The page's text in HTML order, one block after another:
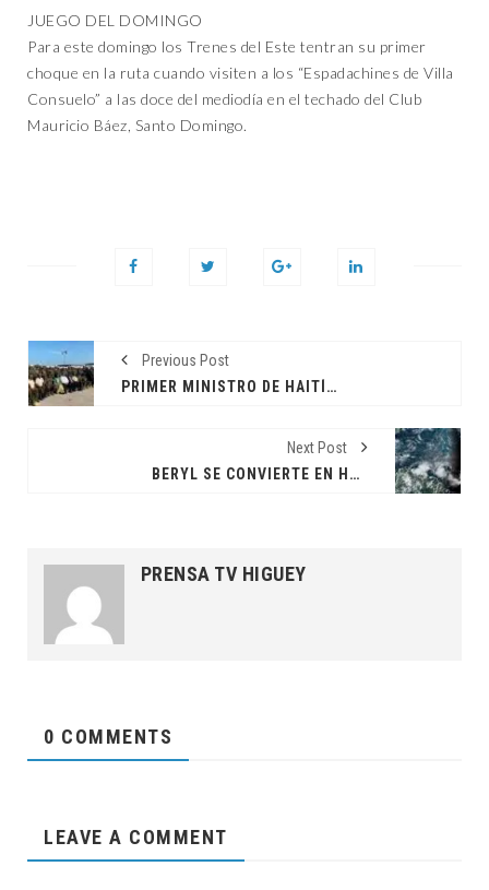
JUEGO DEL DOMINGO
Para este domingo los Trenes del Este tentran su primer
choque en la ruta cuando visiten a los “Espadachines de Villa
Consuelo” a las doce del mediodía en el techado del Club
Mauricio Báez, Santo Domingo.
Previous Post
PRIMER MINISTRO DE HAITÍ RESPONDE A BARBECUE: "DEPONGAN LAS ARMAS Y VEREMOS QUÉ PODEMOS HACER"
Next Post
BERYL SE CONVIERTE EN HURACÁN DE CATEGORÍA 3
PRENSA TV HIGUEY
0 COMMENTS
LEAVE A COMMENT